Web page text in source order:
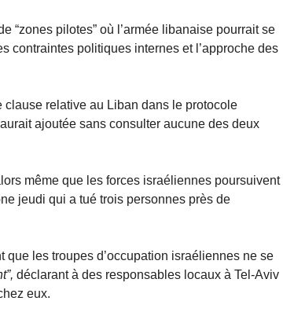
“zones pilotes” où l’armée libanaise pourrait se
contraintes politiques internes et l’approche des
clause relative au Liban dans le protocole
ajoutée sans consulter aucune des deux
même que les forces israéliennes poursuivent
jeudi qui a tué trois personnes près de
les troupes d’occupation israéliennes ne se
déclarant à des responsables locaux à Tel-Aviv
eux.